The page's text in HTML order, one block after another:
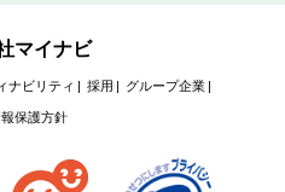
マイナビ
ナビリティ 採用 グループ企業
保護方針